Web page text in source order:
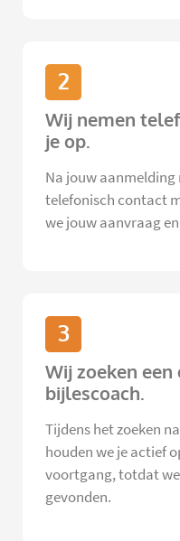
2
Wij nemen
je op.
Na jouw aanmelding
telefonisch contact
we jouw aanvraag
3
Wij zoeken een
bijlescoach.
Tijdens het zoeken
houden we je actief
voortgang, totdat
gevonden.